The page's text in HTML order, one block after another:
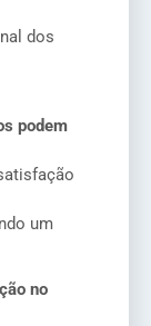
dos
podem
um
no